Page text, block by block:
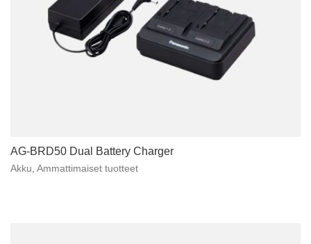
AG-BRD50 Dual Battery Charger
Akku Ammattimaiset tuotteet